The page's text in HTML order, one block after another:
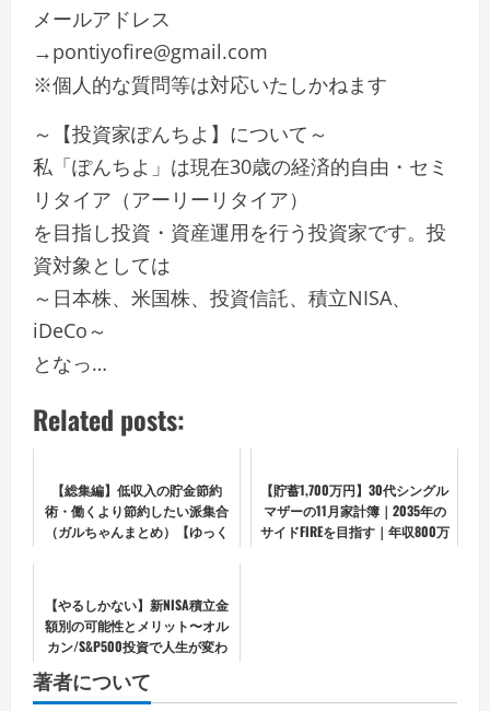
メールアドレス
→pontiyofire@gmail.com
※個人的な質問等は対応いたしかねます
～【投資家ぽんちよ】について～
私「ぽんちよ」は現在30歳の経済的自由・セミ
リタイア（アーリーリタイア）
を目指し投資・資産運用を行う投資家です。投
資対象としては
～日本株、米国株、投資信託、積立NISA、
iDeCo～
となっ…
Related posts:
【総集編】低収入の貯金節約
術・働くより節約したい派集合
（ガルちゃんまとめ）【ゆっく
【貯蓄1,700万円】30代シングル
マザーの11月家計簿｜2035年の
サイドFIREを目指す｜年収800万
【やるしかない】新NISA積立金
額別の可能性とメリット〜オル
カン/S&P500投資で人生が変わ
著者について